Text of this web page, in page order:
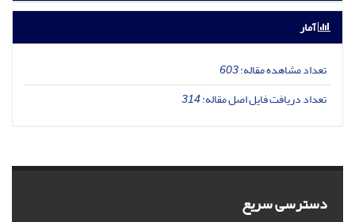
آمار
تعداد مشاهده مقاله:603
تعداد دریافت فایل اصل مقاله:314
دسترسی سریع